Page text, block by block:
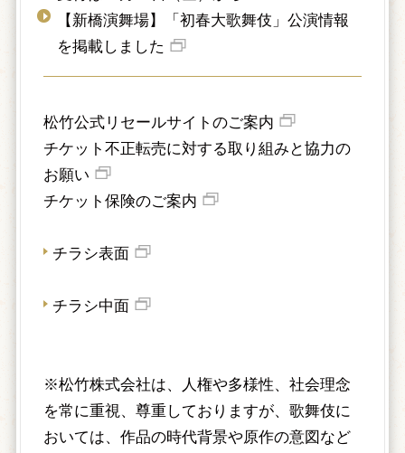
【新橋演舞場】「初春大歌舞伎」公演情報
を掲載しました
松竹公式リセールサイトのご案内
チケット不正転売に対する取り組みと協力の
お願い
チケット保険のご案内
チラシ表面
チラシ中面
※松竹株式会社は、人権や多様性、社会理念
を常に重視、尊重しておりますが、歌舞伎に
おいては、作品の時代背景や原作の意図など